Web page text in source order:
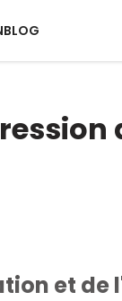
BLOG
et